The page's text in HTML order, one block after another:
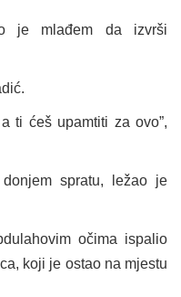
je mlađem da izvrši
ti ćeš upamtiti za ovo”,
spratu, ležao je
očima ispalio
koji je ostao na mjestu